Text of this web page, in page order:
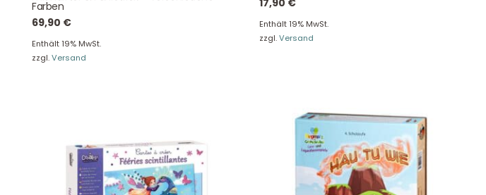
Farben
69,90 €
Enthält 19% MwSt.
zzgl.Versand
Enthält 19% MwSt.
zzgl.Versand
E-Mail: info@hollyclaire.de
Versand & Lieferung
Unsere Rückgaberichtlinien
Datenschutz Impressum